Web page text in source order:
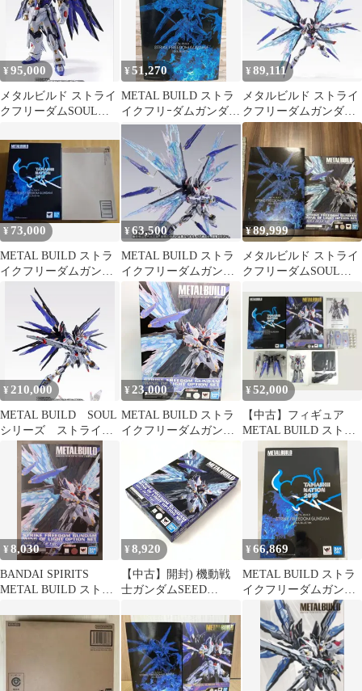
¥ 95,000
メタルビルド ストライ
クフリーダムSOUL
ト
¥51,270
METAL BUILD ストラ
イクフリｰダムガンダム
SOUL BLUE Ver.
TAMASHII
NATION2018限定カラｰ
機動戦士ガンダムSEED
DESTINY
¥89,111
メタルビルド ストライ
クフリーダムガンダム
SOUL BLUE Ver
¥ 73,000
METAL BUILD ストラ
イクフリーダムガンダ
ム & 光の翼オプション
セット
¥63,500
METAL BUILD ストラ
イクフリーダムガンダ
ム SOUL BLUE 光の翼
¥89,999
メタルビルド ストライ
クフリーダムSOUL
¥ 210,000
METAL BUILD SOUL
シリーズ ストライク
フリーダム＆デスティ
ニー
¥23,000
METAL BUILD ストラ
イクフリーダムガンダ
ット SOUL BLUE Ver.
メタルビルド 未開
封 魂ウェブ商店限定
¥52,000
【中古】フィギュア
METAL BUILD ストラ
イクフリーダムガンダ
ム SOUL BLUE Ver.
「機動戦士ガンダム
SEED DESTINY」
TAMASHII
NATION2018会場限定
¥8,030
BANDAI SPIRITS
METAL BUILD ストラ
ム 光の翼オプションセ
ット SOUL BLUE Ver
¥ 8,920
【中古】開封) 機動戦
士ガンダムSEED
BUILD ストライクフリ
ーダムガンダム 光の翼
オプションセット
SOUL BLUE Ver.[10]
¥66,869
METAL BUILD ストラ
イクフリーダムガンダ
ム SOUL BLUE 『機動
戦士ガンダムSEED
DESTINY』(魂ネイシ